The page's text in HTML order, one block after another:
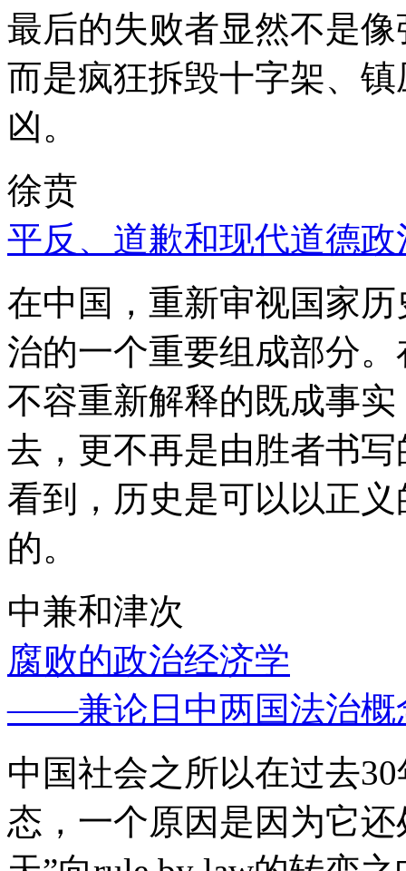
最后的失败者显然不是
而是疯狂拆毁十字架、
凶。
徐贲
平反、道歉和现代道德政
在中国，重新审视国家
治的一个重要组成部分
不容重新解释的既成事
去，更不再是由胜者书
看到，历史是可以以正
的。
中兼和津次
腐败的政治经济学
——兼论日中两国法治概
中国社会之所以在过去
态，一个原因是因为它